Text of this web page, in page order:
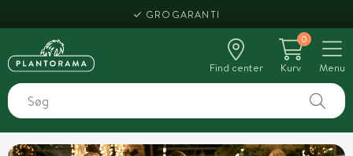
HENT SAMME DAG
Find center
0
Kurv
Menu